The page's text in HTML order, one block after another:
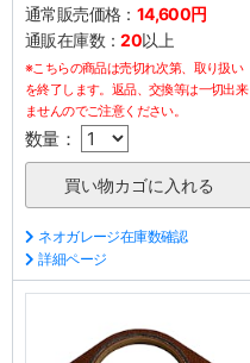
通常販売価格： 14,600円
通販在庫数：20以上
※こちらの商品は売切れ次第、取り扱い
を終了します。返品、交換等は一切出来
ませんのでご注意ください。
数量：
ネオガレージ在庫数確認
詳細ページ